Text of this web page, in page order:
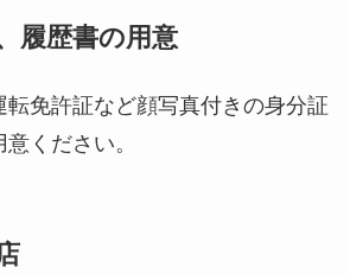
履歴書の用意
転免許証など顔写真付きの身分証
ください。